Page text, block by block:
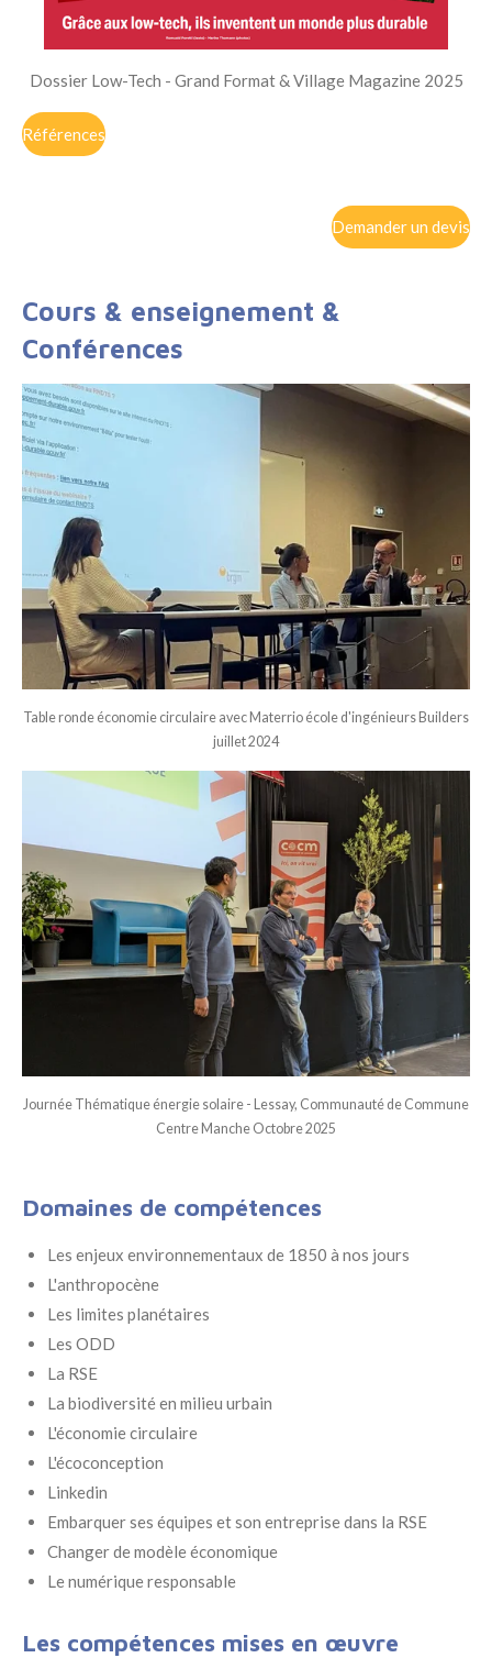
Dossier Low-Tech - Grand Format & Village Magazine 2025
Références
Demander un devis
Cours & enseignement &
Conférences
Table ronde économie circulaire avec Materrio école d'ingénieurs Builders
juillet 2024
Journée Thématique énergie solaire - Lessay, Communauté de Commune
Centre Manche Octobre 2025
Domaines de compétences
Les enjeux environnementaux de 1850 à nos jours
L'anthropocène
Les limites planétaires
Les ODD
La RSE
La biodiversité en milieu urbain
L'économie circulaire
L'écoconception
Linkedin
Embarquer ses équipes et son entreprise dans la RSE
Changer de modèle économique
Le numérique responsable
Les compétences mises en œuvre